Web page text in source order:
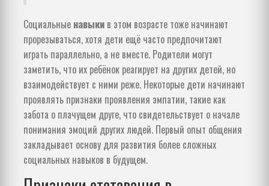
Социальные навыки в этом возрасте тоже начинают
прорезываться, хотя дети ещё часто предпочитают
играть параллельно, а не вместе. Родители могут
заметить, что их ребёнок реагирует на других детей, но
взаимодействует с ними реже. Некоторые дети начинают
проявлять признаки проявления эмпатии, такие как
забота о плачущем друге, что свидетельствует о начале
понимания эмоций других людей. Первый опыт общения
закладывает основу для развития более сложных
социальных навыков в будущем.